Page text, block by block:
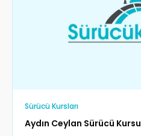
Sürücü Kursları
Aydın Ceylan Sürücü Kursu